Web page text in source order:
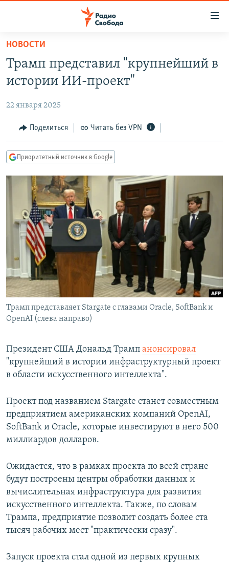
упрощенного
доступа
основному
Вернутся
главной
навигации
Вернутся
ПОДКАСТЫ
АВТОРСКИЕ ПРОЕКТЫ
ЦИТАТЫ СВОБОДЫ
МНЕНИЯ
IDEL.РЕАЛИИ
КАВКАЗ.РЕАЛИИ
СЕВЕР.РЕАЛИИ
СИБИРЬ.РЕАЛИИ
РАСПИСАНИЕ ВЕЩАНИЯ
ПОДПИШИТЕСЬ НА РАССЫЛКУ
СОЦИАЛЬНЫЕ СЕТИ
Все сайты РСЕ/РС
НОВОСТИ
Трамп представил "крупнейший в
истории ИИ-проект"
22 января 2025
Поделиться Читать без VPN
Приоритетный источник в Google
Трамп представляет Stargate с главами Oracle, SoftBank и
OpenAI (слева направо)
Президент США Дональд Трамп анонсировал
"крупнейший в истории инфраструктурный проект
в области искусственного интеллекта".
Проект под названием Stargate станет совместным
предприятием американских компаний OpenAI,
SoftBank и Oracle, которые инвестируют в него 500
миллиардов долларов.
Ожидается, что в рамках проекта по всей стране
будут построены центры обработки данных и
вычислительная инфраструктура для развития
искусственного интеллекта. Также, по словам
Трампа, предприятие позволит создать более ста
тысяч рабочих мест "практически сразу".
Запуск проекта стал одной из первых крупных